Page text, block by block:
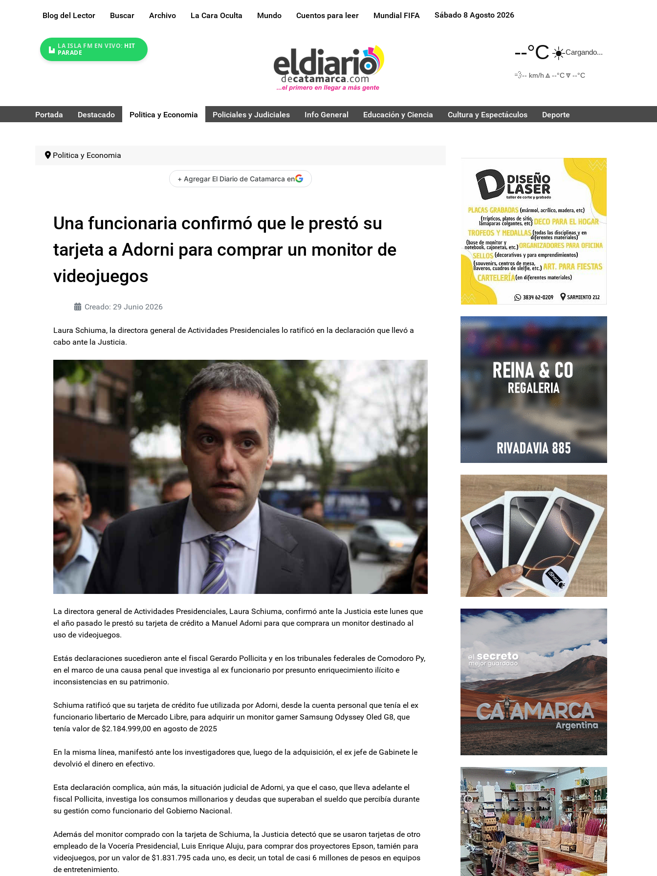
Blog del Lector Buscar Archivo La Cara Oculta Mundo Cuentos para leer Mundial FIFA Sábado 8 Agosto 2026
LA ISLA FM EN VIVO: HIT
PARADE
--°C☀️Cargando...
💨-- km/h 🔼 --°C🔽 --°C
Portada Destacado Politica y Economia Policiales y Judiciales Info General Educación y Ciencia Cultura y Espectáculos Deporte
Politica y Economia
+ Agregar El Diario de Catamarca en
Una funcionaria confirmó que le prestó su
tarjeta a Adorni para comprar un monitor de
videojuegos
Creado: 29 Junio 2026
Laura Schiuma, la directora general de Actividades Presidenciales lo ratificó en la declaración que llevó a
cabo ante la Justicia.
La directora general de Actividades Presidenciales, Laura Schiuma, confirmó ante la Justicia este lunes que
el año pasado le prestó su tarjeta de crédito a Manuel Adorni para que comprara un monitor destinado al
uso de videojuegos.
Estás declaraciones sucedieron ante el fiscal Gerardo Pollicita y en los tribunales federales de Comodoro Py,
en el marco de una causa penal que investiga al ex funcionario por presunto enriquecimiento ilícito e
inconsistencias en su patrimonio.
Schiuma ratificó que su tarjeta de crédito fue utilizada por Adorni, desde la cuenta personal que tenía el ex
funcionario libertario de Mercado Libre, para adquirir un monitor gamer Samsung Odyssey Oled G8, que
tenía valor de $2.184.999,00 en agosto de 2025
En la misma línea, manifestó ante los investigadores que, luego de la adquisición, el ex jefe de Gabinete le
devolvió el dinero en efectivo.
Esta declaración complica, aún más, la situación judicial de Adorni, ya que el caso, que lleva adelante el
fiscal Pollicita, investiga los consumos millonarios y deudas que superaban el sueldo que percibía durante
su gestión como funcionario del Gobierno Nacional.
Además del monitor comprado con la tarjeta de Schiuma, la Justicia detectó que se usaron tarjetas de otro
empleado de la Vocería Presidencial, Luis Enrique Aluju, para comprar dos proyectores Epson, tamién para
videojuegos, por un valor de $1.831.795 cada uno, es decir, un total de casi 6 millones de pesos en equipos
de entretenimiento.